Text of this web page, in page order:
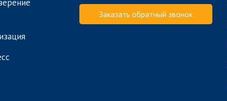
Заказать обратный звонок